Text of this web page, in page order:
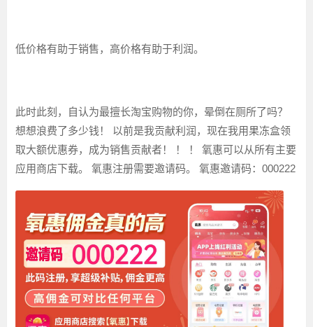
低价格有助于销售，高价格有助于利润。
此时此刻，自认为最擅长淘宝购物的你，晕倒在厕所了吗？
想想浪费了多少钱！ 以前是我贡献利润，现在我用果冻盒领
取大额优惠券，成为销售贡献者！ ！ ！ 氧惠可以从所有主要
应用商店下载。 氧惠注册需要邀请码。 氧惠邀请码：000222